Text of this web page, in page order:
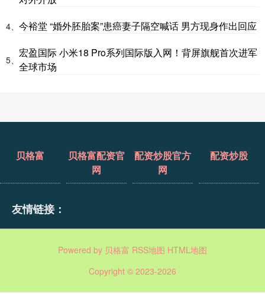
4、 今裕堂 “婚外胚胎案”患癌妻子隔空喊话 男方现身作出回应
5、
宏盈国际 小米18 Pro系列国际版入网！背屏旗舰首次进军
全球市场
贝格富
贝格富配资官
网
配资炒股官方
网
配资炒股
友情链接：
Powered by 贝格富 RSS地图 HTML地图
Copyright © 2023-2026